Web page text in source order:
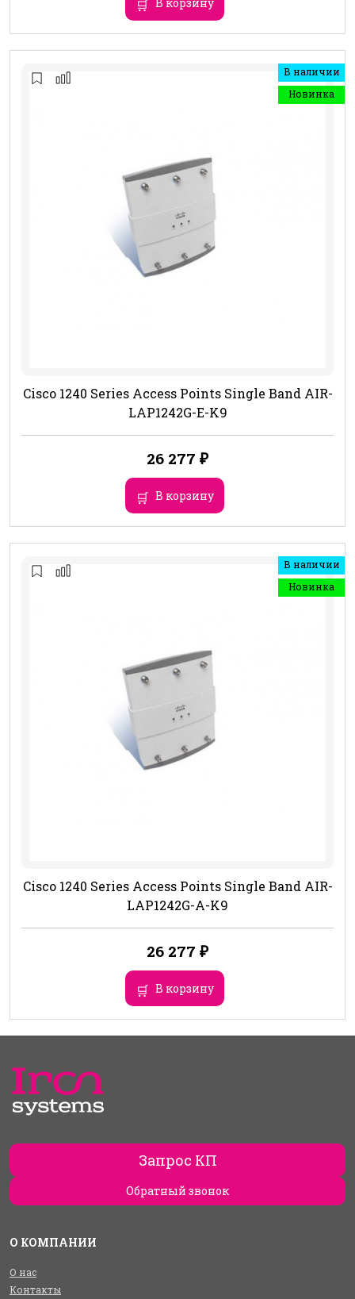
В наличии
Новинка
Cisco 1240 Series Access Points Single Band AIR-
LAP1242G-E-K9
26 277 ₽
В корзину
В наличии
Новинка
Cisco 1240 Series Access Points Single Band AIR-
LAP1242G-A-K9
26 277 ₽
В корзину
Запрос КП
Обратный звонок
О КОМПАНИИ
О нас
Контакты